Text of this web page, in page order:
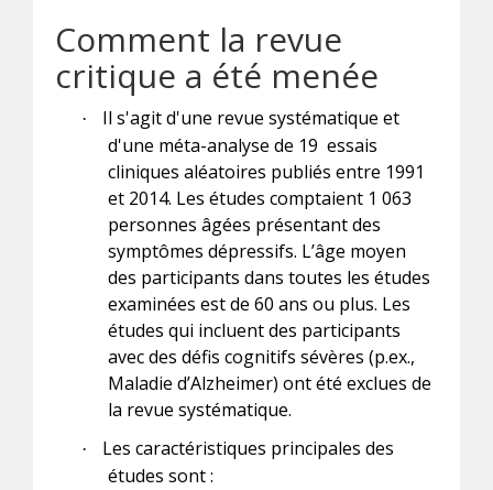
Comment la revue
critique a été menée
·
Il s'agit d'une revue systématique et
d'une méta-analyse de 19 essais
cliniques aléatoires publiés entre 1991
et 2014. Les études comptaient 1 063
personnes âgées présentant des
symptômes dépressifs. L’âge moyen
des participants dans toutes les études
examinées est de 60 ans ou plus. Les
études qui incluent des participants
avec des défis cognitifs sévères (p.ex.,
Maladie d’Alzheimer) ont été exclues de
la revue systématique.
·
Les caractéristiques principales des
études sont :